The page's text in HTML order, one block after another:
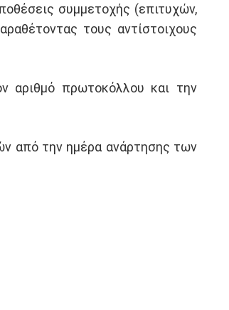
συμμετοχής (επιτυχών,
τους αντίστοιχους
αριθμό πρωτοκόλλου και την
από την ημέρα ανάρτησης των